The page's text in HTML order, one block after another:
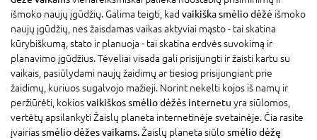
išmoko naujų įgūdžių. Galima teigti, kad vaikiška smėlio dėžė išmoko
naujų įgūdžių, nes žaisdamas vaikas aktyviai mąsto - tai skatina
kūrybiškumą, stato ir planuoja - tai skatina erdvės suvokimą ir
planavimo įgūdžius. Tėveliai visada gali prisijungti ir žaisti kartu su
vaikais, pasiūlydami naujų žaidimų ar tiesiog prisijungiant prie
žaidimų, kuriuos sugalvojo mažieji. Norint nekelti kojos iš namų ir
peržiūrėti, kokiosvaikiškos smėlio dėžės internetu yra siūlomos,
vertėtų apsilankyti Žaislų planeta internetinėje svetainėje. Čia rasite
įvairiassmėlio dėžes vaikams.Žaislų planeta siūlosmėlio dėžę